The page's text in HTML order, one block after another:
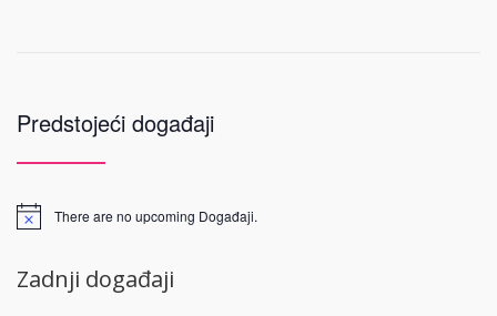
Predstojeći događaji
There are no upcoming Događaji.
Zadnji događaji